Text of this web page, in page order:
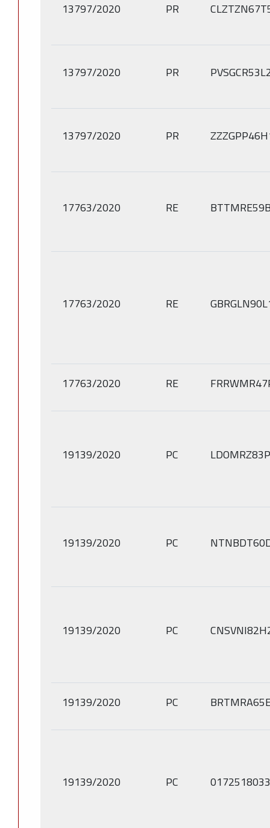
13797/2020 PR
13797/2020 PR
13797/2020 PR
17763/2020 RE
17763/2020 RE
17763/2020 RE
19139/2020 PC
19139/2020 PC
19139/2020 PC
19139/2020 PC
19139/2020 PC